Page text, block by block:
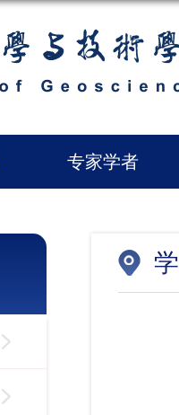
专家学者